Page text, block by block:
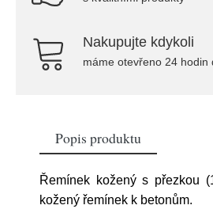
Nakupujte kdykoli
máme otevřeno 24 hodin
Popis produktu
Řemínek kožený s přezkou
kožený řemínek k betonům.